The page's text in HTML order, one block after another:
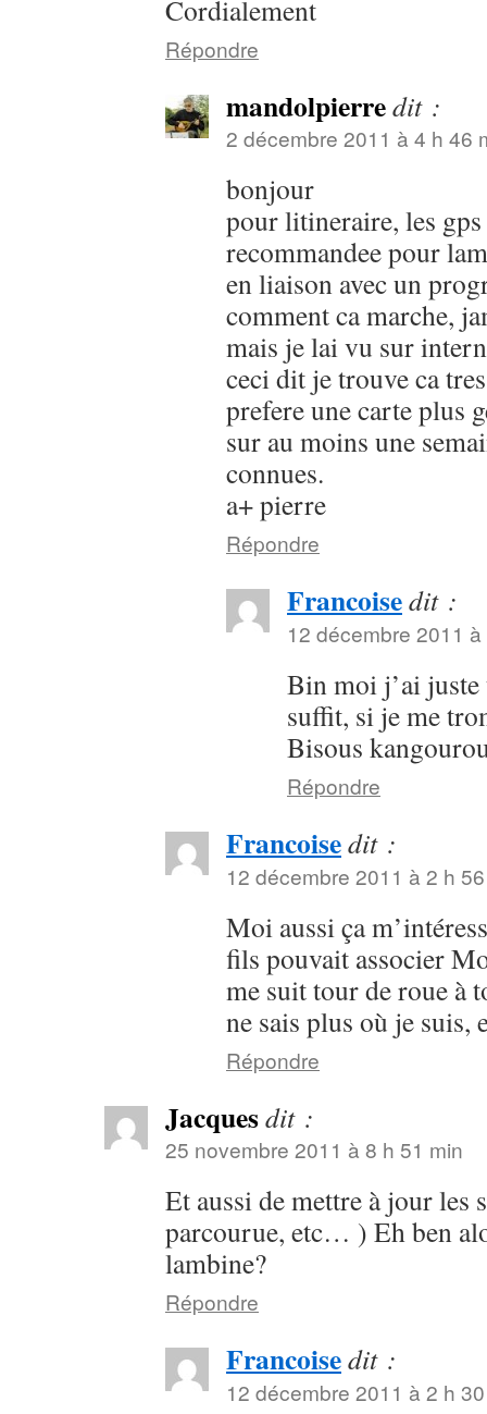
Cordialement
Répondre
mandolpierredit :
2 décembre 2011 à 4 h 46
bonjour
pour litineraire, les
recommandee pour
en liaison avec un
comment ca marche,
mais je lai vu sur
ceci dit je trouve ca
prefere une carte plus
sur au moins une
connues.
a+ pierre
Répondre
Francoisedit :
12 décembre 2011
Bin moi j’ai juste
suffit, si je me
Bisous
Répondre
Francoisedit :
12 décembre 2011 à 2 h
Moi aussi ça
fils pouvait associer
me suit tour de roue à
ne sais plus où je
Répondre
Jacquesdit :
25 novembre 2011 à 8 h 51 min
Et aussi de mettre à jour les
parcourue, etc… ) Eh ben
lambine?
Répondre
Francoisedit :
12 décembre 2011 à 2 h